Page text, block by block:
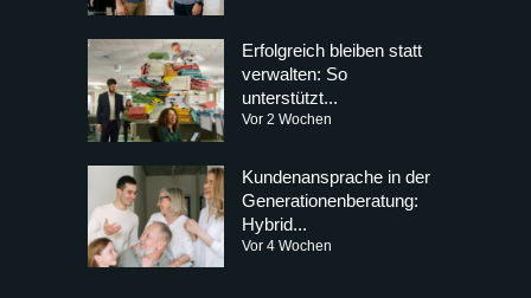
Erfolgreich bleiben statt
verwalten: So
unterstützt...
Vor 2 Wochen
Kundenansprache in der
Generationenberatung:
Hybrid...
Vor 4 Wochen